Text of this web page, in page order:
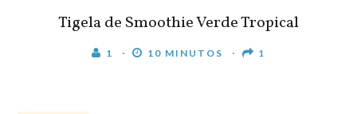
Tigela de Smoothie Verde Tropical
1 10 MINUTOS 1